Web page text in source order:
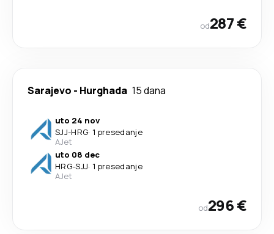
od287 €
Sarajevo - Hurghada 15 dana
uto 24 nov
SJJ-HRG· 1 presedanje
AJet
uto 08 dec
HRG-SJJ· 1 presedanje
AJet
od296 €